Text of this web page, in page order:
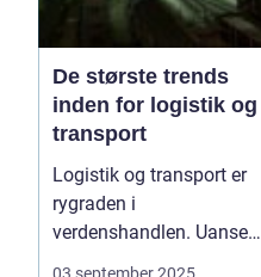
De største trends
inden for logistik og
transport
Logistik og transport er
rygraden i
verdenshandlen. Uanset
om vi taler dagligvarer til